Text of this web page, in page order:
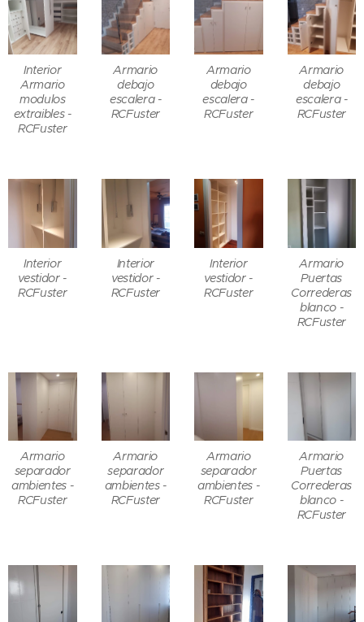
Interior
Armario
modulos
extraibles -
RCFuster
Armario
debajo
escalera -
RCFuster
Armario
debajo
escalera -
RCFuster
Armario
debajo
escalera -
RCFuster
Interior
vestidor -
RCFuster
Interior
vestidor -
RCFuster
Interior
vestidor -
RCFuster
Armario
Puertas
Correderas
blanco -
RCFuster
Armario
separador
ambientes -
RCFuster
Armario
separador
ambientes -
RCFuster
Armario
separador
ambientes -
RCFuster
Armario
Puertas
Correderas
blanco -
RCFuster